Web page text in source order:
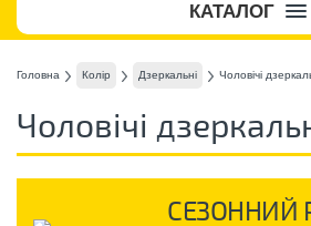
КАТАЛОГ
Головна Колір Дзеркальні Чоловічі
Чоловічі
СЕЗОННИЙ